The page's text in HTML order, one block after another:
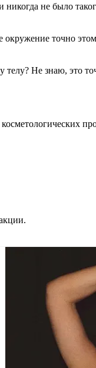
не было
точно
Не знаю, это